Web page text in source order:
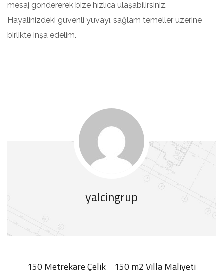
mesaj göndererek bize hızlıca ulaşabilirsiniz.
Hayalinizdeki güvenli yuvayı, sağlam temeller üzerine
birlikte inşa edelim.
yalcingrup
150 Metrekare Çelik
150 m2 Villa Maliyeti